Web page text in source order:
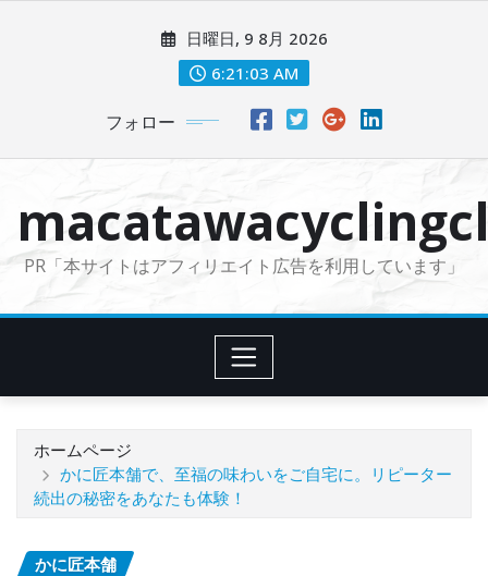
に
日曜日, 9 8月 2026
6:21:04 AM
フォロー
PR「本サイトはアフィリエイト広告を利用しています」
ホームページ
かに匠本舗で、至福の味わいをご自宅に。リピーター
続出の秘密をあなたも体験！
かに匠本舗